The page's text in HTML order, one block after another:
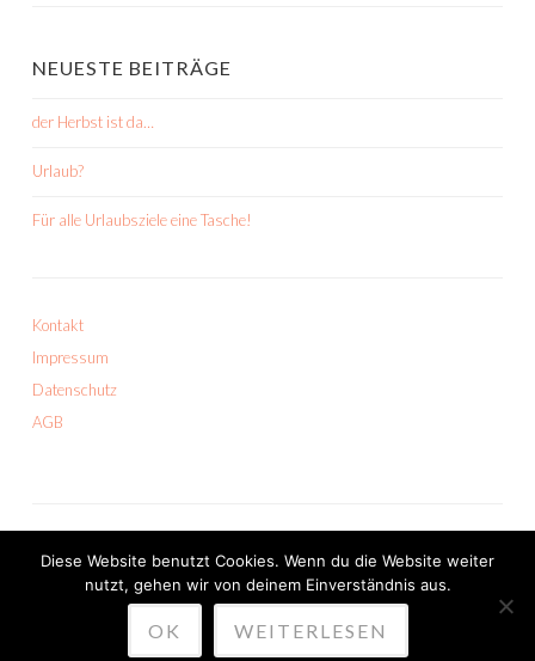
NEUESTE BEITRÄGE
der Herbst ist da…
Urlaub?
Für alle Urlaubsziele eine Tasche!
Kontakt
Impressum
Datenschutz
AGB
PROUDLY POWERED BY WORDPRESS
THEME: SKETCH VON WORDPRESS.COM
Diese Website benutzt Cookies. Wenn du die Website weiter
nutzt, gehen wir von deinem Einverständnis aus.
OK WEITERLESEN